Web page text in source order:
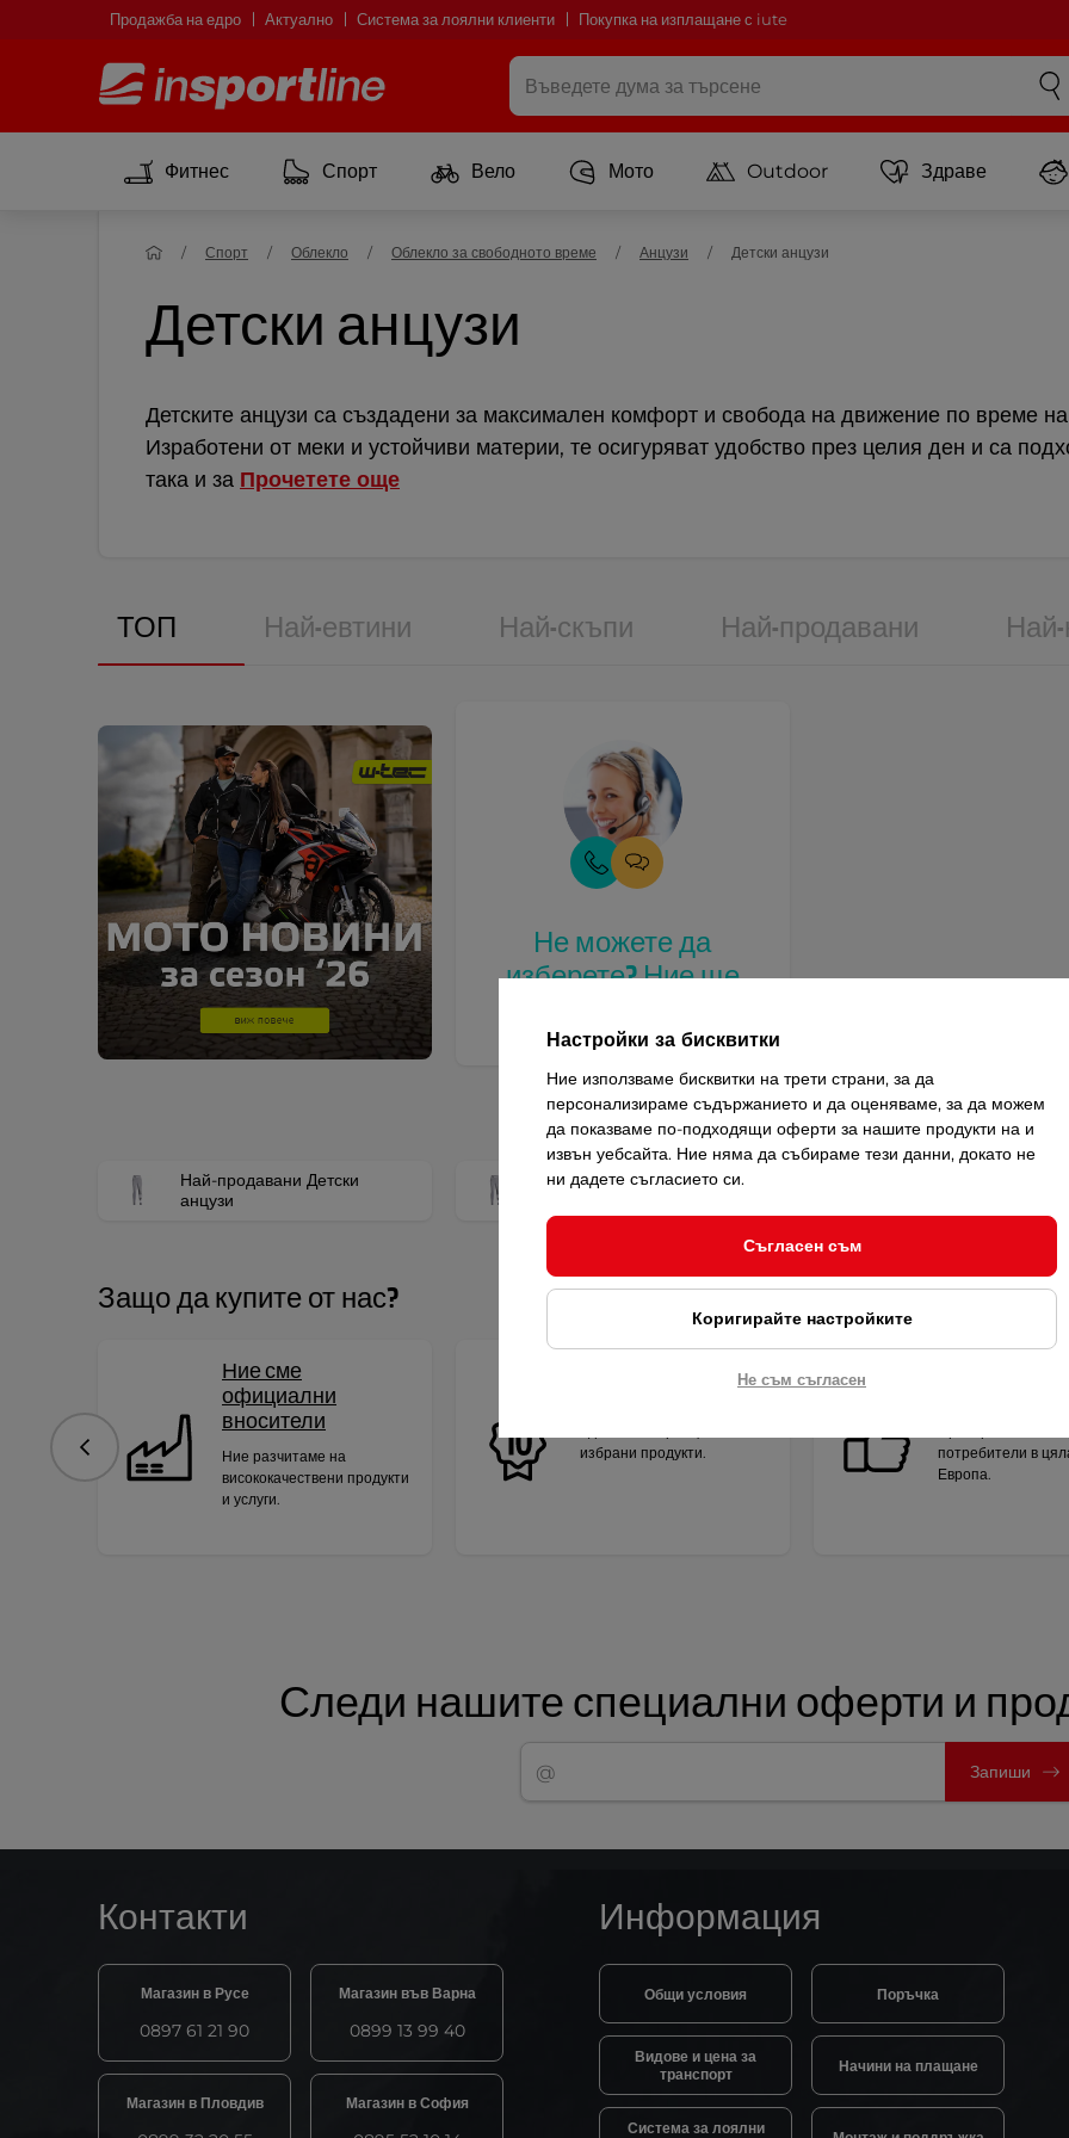
Продажба на едро Актуално Система за лоялни клиенти Покупка на изплащане с iute
Фитнес Спорт Вело Мото Outdoor Здраве
Детски анцузи
Детските анцузи са създадени за максимален комфорт и свобода на движение по време
Изработени от меки и устойчиви материи, те осигуряват удобство през целия ден и са
така и за Прочетете още
Спорт Облекло Облекло за свободното време Анцузи Детски анцузи
ТОП Най-евтини Най-скъпи Най-продавани
Не можете да
изберете? Ние ще
Най-продавани Детски
анцузи
Най-продавани Детски
Защо да купите от нас?
Ние сме
официални
вносители
Ние разчитаме на
висококачествени продукти
и услуги.
избрани продукти.
потребители в
Европа.
Предишна
Следи нашите специални оферти и
Запиши
Контакти
Магазин в Русе
0897 61 21 90
Магазин във Варна
0899 13 99 40
Магазин в Пловдив Магазин в София
Информация
Общи условия Поръчка
Видове и цена за
транспорт
Начини на плащане
Система за лоялни
Настройки за бисквитки
Ние използваме бисквитки на трети страни, за да
персонализираме съдържанието и да оценяваме, за да можем
да показваме по-подходящи оферти за нашите продукти на и
извън уебсайта. Ние няма да събираме тези данни, докато не
ни дадете съгласието си.
Съгласен съм
Коригирайте настройките
Не съм съгласен